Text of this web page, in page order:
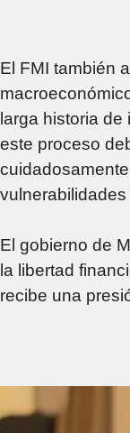
El FMI también
larga historia
este proceso
El gobierno de
la libertad
recibe una